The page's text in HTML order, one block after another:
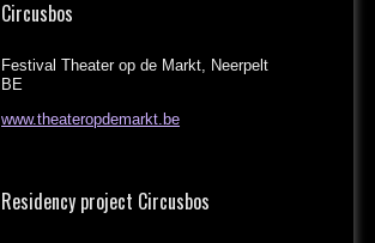
Circusbos
Festival Theater op de Markt, Neerpelt
BE
www.theateropdemarkt.be
Residency project Circusbos